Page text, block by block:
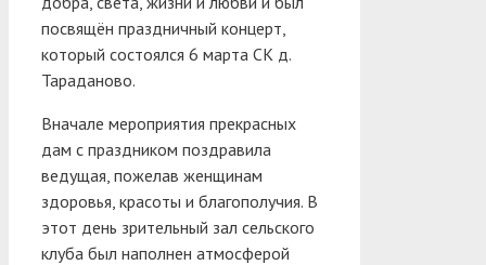
посвящён праздничный концерт,
который состоялся 6 марта СК д.
Тараданово.
Вначале мероприятия прекрасных
дам с праздником поздравила
ведущая, пожелав женщинам
здоровья, красоты и благополучия. В
этот день зрительный зал сельского
клуба был наполнен атмосферой